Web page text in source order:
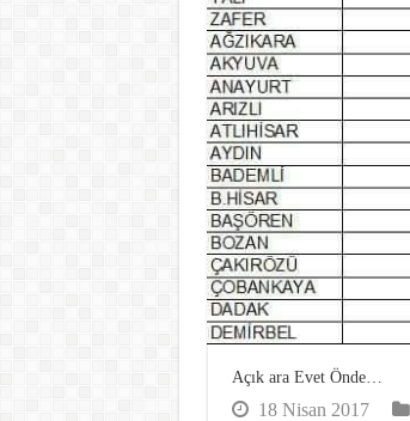
Açık ara Evet Önde…
18 Nisan 2017